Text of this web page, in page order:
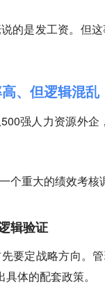
的是发工资。但
、但逻辑混乱
强人力资源外
个重大的绩效考核
辑验证
要定战略方向。
体的配套政策。